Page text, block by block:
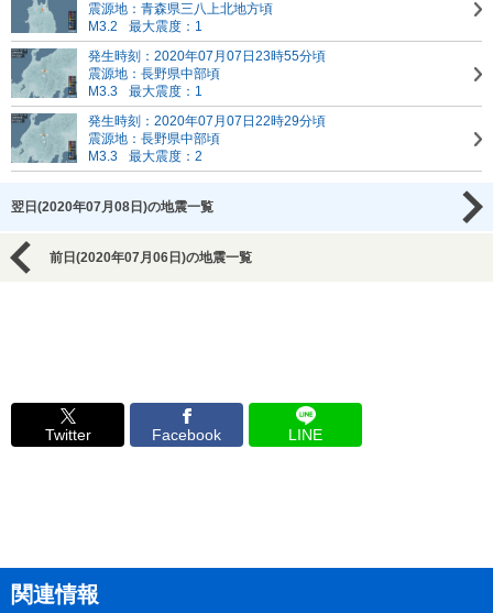
震源地：青森県三八上北地方頃
M3.2
最大震度：1
発生時刻：2020年07月07日23時55分頃
震源地：長野県中部頃
M3.3
最大震度：1
発生時刻：2020年07月07日22時29分頃
震源地：長野県中部頃
M3.3
最大震度：2
翌日(2020年07月08日)の地震一覧
前日(2020年07月06日)の地震一覧
Twitter Facebook LINE
関連情報